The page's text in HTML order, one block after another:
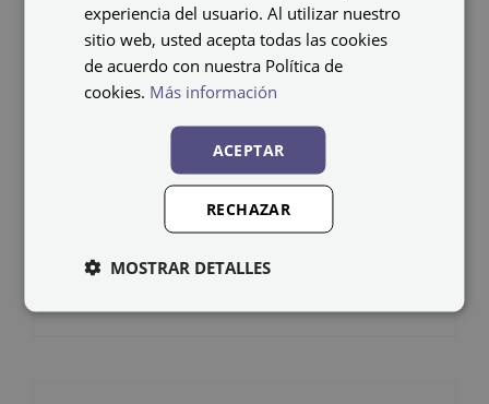
Banco de madera y
acero BANC-3-1000
experiencia del usuario. Al utilizar nuestro
sitio web, usted acepta todas las cookies
de acuerdo con nuestra Política de
cookies. Más información
ACEPTAR
RECHAZAR
MOSTRAR DETALLES